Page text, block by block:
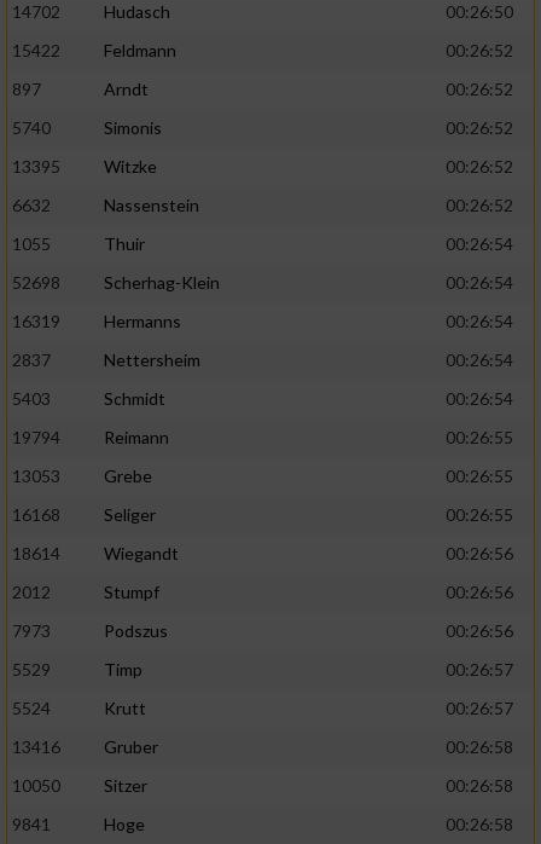
14702
Hudasch
00:26:50
15422
Feldmann
00:26:52
897
Arndt
00:26:52
5740
Simonis
00:26:52
13395
Witzke
00:26:52
6632
Nassenstein
00:26:52
1055
Thuir
00:26:54
52698
Scherhag-Klein
00:26:54
16319
Hermanns
00:26:54
2837
Nettersheim
00:26:54
5403
Schmidt
00:26:54
19794
Reimann
00:26:55
13053
Grebe
00:26:55
16168
Seliger
00:26:55
18614
Wiegandt
00:26:56
2012
Stumpf
00:26:56
7973
Podszus
00:26:56
5529
Timp
00:26:57
5524
Krutt
00:26:57
13416
Gruber
00:26:58
10050
Sitzer
00:26:58
9841
Hoge
00:26:58